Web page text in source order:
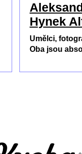
Hynek
Umělci,
Oba jsou